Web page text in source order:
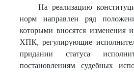
На реализацию
норм направлен ряд
которыми вносятся изменения
ХПК, регулирующие
придании статуса
постановлениям судебных